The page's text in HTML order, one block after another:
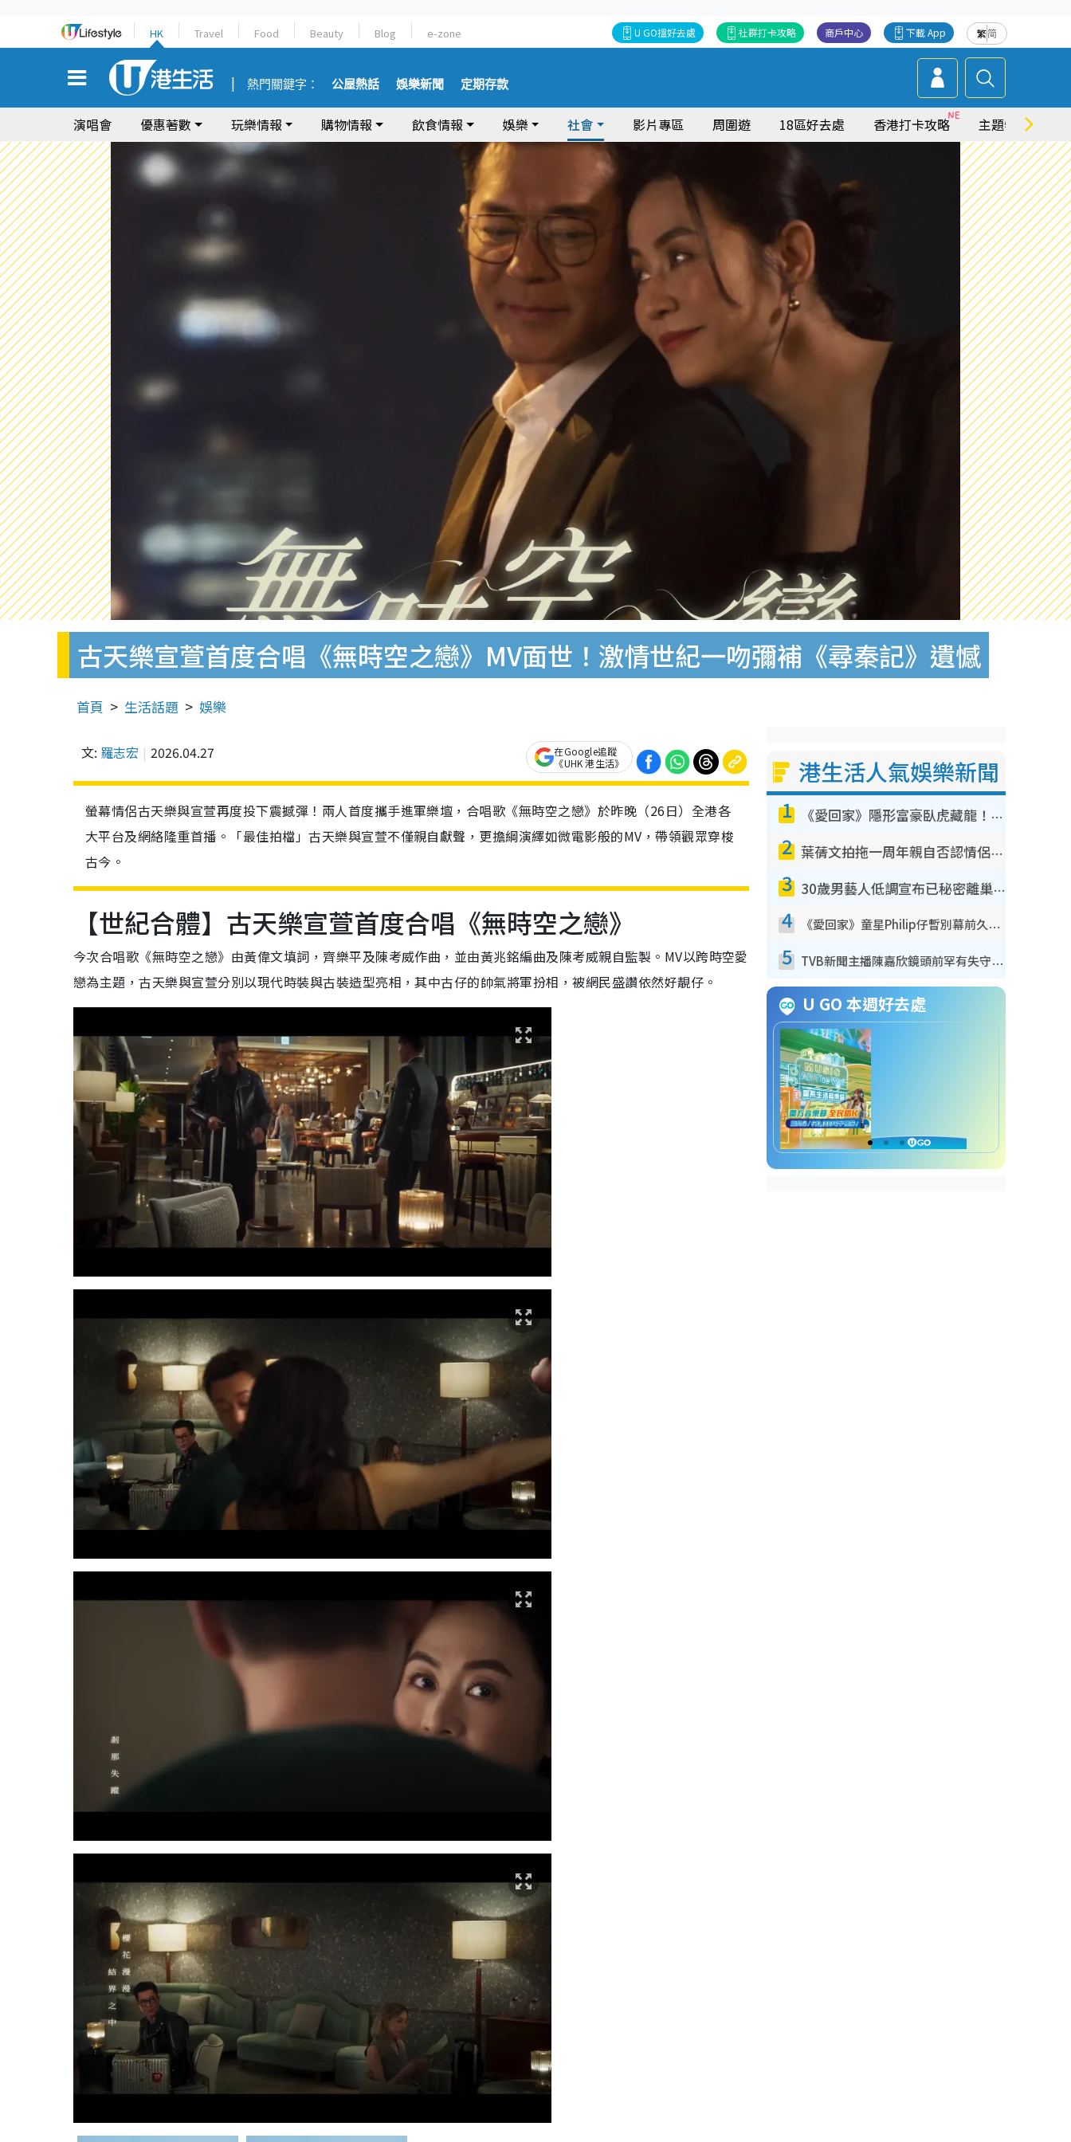
HK Travel Food Beauty Blog e-zone 繁简
下載 App
商戶中心
社群打卡攻略
U GO搵好去處
熱門關鍵字： 公屋熱話 娛樂新聞 定期存款
演唱會 優惠著數 玩樂情報 購物情報 飲食情報 娛樂 社會 影片專區 周圍遊 18區好去處 香港打卡攻略 主題特集
古天樂宣萱首度合唱《無時空之戀》MV面世！激情世紀一吻彌補《尋秦記》遺憾
首頁 生活話題 娛樂
文: 羅志宏 2026.04.27
在Google追蹤
《UHK 港生活》
螢幕情侶古天樂與宣萱再度投下震撼彈！兩人首度攜手進軍樂壇，合唱歌《無時空之戀》於昨晚（26日）全港各
大平台及網絡隆重首播。「最佳拍檔」古天樂與宣萱不僅親自獻聲，更擔綱演繹如微電影般的MV，帶領觀眾穿梭
古今。
【世紀合體】古天樂宣萱首度合唱《無時空之戀》
今次合唱歌《無時空之戀》由黃偉文填詞，齊樂平及陳考威作曲，並由黃兆銘編曲及陳考威親自監製。MV以跨時空愛
戀為主題，古天樂與宣萱分別以現代時裝與古裝造型亮相，其中古仔的帥氣將軍扮相，被網民盛讚依然好靚仔。
港生活人氣娛樂新聞
1 《愛回家》隱形富豪臥虎藏龍！盤點12位財氣逼人的有錢藝人：呢位靚女3億身家唔憂做
2 葉蒨文拍拖一周年親自否認情侶關係？！被質疑感情造假竟稱GM「普通同事」
3 30歲男藝人低調宣布已秘密離巢！人氣急跌變失蹤人口︰「這幾年過得並不容易」
4 《愛回家》童星Philip仔暫別幕前久違現身！15歲近況暴風長高蛻變帥氣少男
5 TVB新聞主播陳嘉欣鏡頭前罕有失守！遭林超英一句說話突襲嚇親當場大笑
U GO 本週好去處